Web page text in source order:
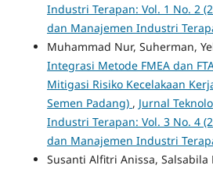
Industri Terapan: Vol. 1 No. 2
dan Manajemen Industri
Muhammad Nur, Suherman,
Integrasi Metode FMEA dan
Mitigasi Risiko Kecelakaan
Semen Padang) , Jurnal
Industri Terapan: Vol. 3 No. 4
dan Manajemen Industri
Susanti Alfitri Anissa, Salsabila